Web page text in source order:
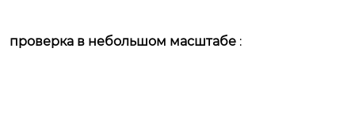
проверка в небольшом масштабе :